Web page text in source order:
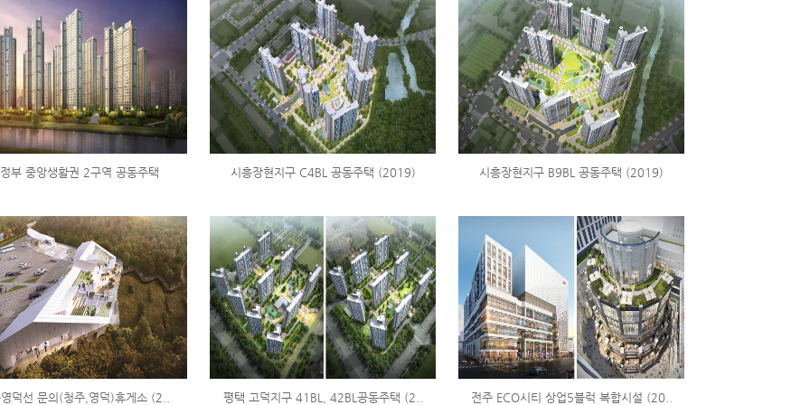
부 중앙생활권 2구역 공동주택 시흥장현지구 C4BL 공동주택 (2019) 시흥장현지구 B9BL 공동주택 (2019)
덕선 문의(청주,영덕)휴게소 (2.. 평택 고덕지구 41BL, 42BL공동주택 (2.. 전주 ECO시티 상업5블럭 복합시설 (20..